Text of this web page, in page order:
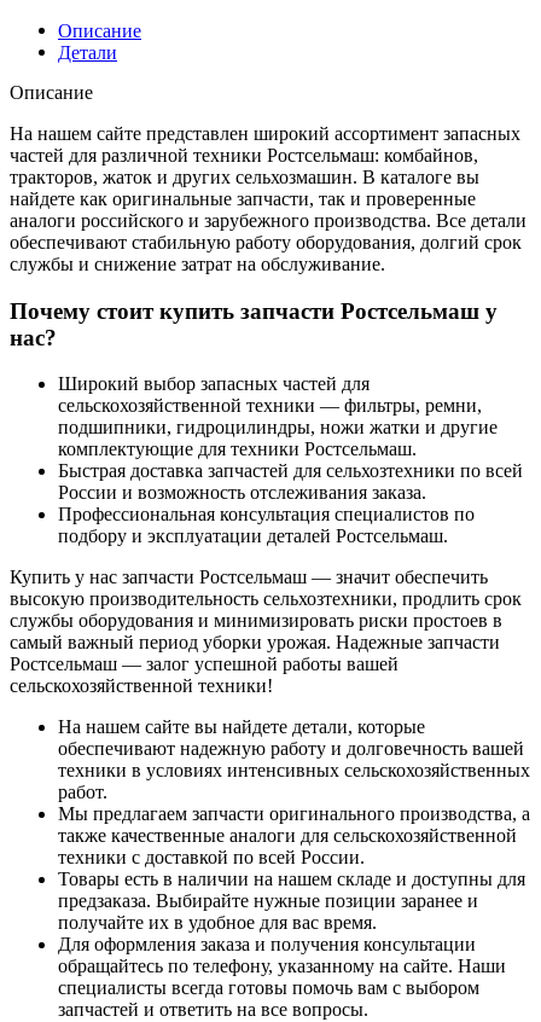
Описание
Детали
Описание
На нашем сайте представлен широкий ассортимент запасных
частей для различной техники Ростсельмаш: комбайнов,
тракторов, жаток и других сельхозмашин. В каталоге вы
найдете как оригинальные запчасти, так и проверенные
аналоги российского и зарубежного производства. Все детали
обеспечивают стабильную работу оборудования, долгий срок
службы и снижение затрат на обслуживание.
Почему стоит купить запчасти Ростсельмаш у
нас?
Широкий выбор запасных частей для
сельскохозяйственной техники — фильтры, ремни,
подшипники, гидроцилиндры, ножи жатки и другие
комплектующие для техники Ростсельмаш.
Быстрая доставка запчастей для сельхозтехники по всей
России и возможность отслеживания заказа.
Профессиональная консультация специалистов по
подбору и эксплуатации деталей Ростсельмаш.
Купить у нас запчасти Ростсельмаш — значит обеспечить
высокую производительность сельхозтехники, продлить срок
службы оборудования и минимизировать риски простоев в
самый важный период уборки урожая. Надежные запчасти
Ростсельмаш — залог успешной работы вашей
сельскохозяйственной техники!
На нашем сайте вы найдете детали, которые
обеспечивают надежную работу и долговечность вашей
техники в условиях интенсивных сельскохозяйственных
работ.
Мы предлагаем запчасти оригинального производства, а
также качественные аналоги для сельскохозяйственной
техники с доставкой по всей России.
Товары есть в наличии на нашем складе и доступны для
предзаказа. Выбирайте нужные позиции заранее и
получайте их в удобное для вас время.
Для оформления заказа и получения консультации
обращайтесь по телефону, указанному на сайте. Наши
специалисты всегда готовы помочь вам с выбором
запчастей и ответить на все вопросы.